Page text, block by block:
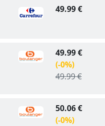
49.99 €
49.99 €
(-0%)
49.99 €
50.06 €
(-0%)